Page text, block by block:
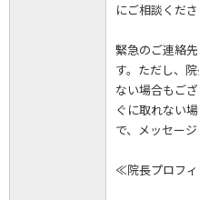
にご相談くださ
緊急のご連絡
す。ただし、
ない場合もご
ぐに取れない
で、メッセー
≪院長プロフ